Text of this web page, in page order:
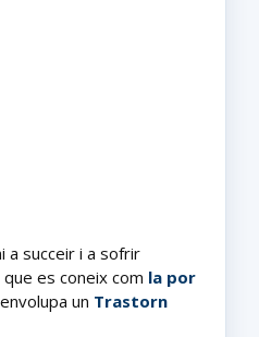
a succeir i a sofrir
es coneix com la por
un Trastorn